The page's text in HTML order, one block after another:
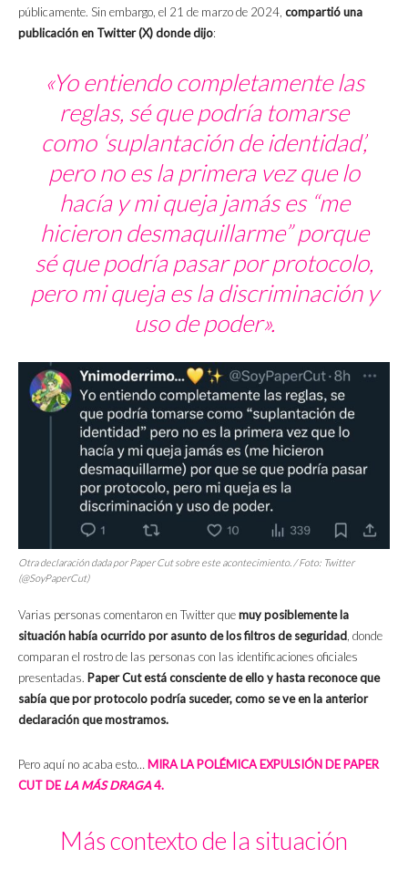
públicamente. Sin embargo, el 21 de marzo de 2024, compartió una
publicación en Twitter (X) donde dijo:
«Yo entiendo completamente las
reglas, sé que podría tomarse
como ‘suplantación de identidad’,
pero no es la primera vez que lo
hacía y mi queja jamás es “me
hicieron desmaquillarme” porque
sé que podría pasar por protocolo,
pero mi queja es la discriminación y
uso de poder».
Otra declaración dada por Paper Cut sobre este acontecimiento. / Foto: Twitter
(@SoyPaperCut)
Varias personas comentaron en Twitter quemuy posiblemente la
situación había ocurrido por asunto de los filtros de seguridad, donde
comparan el rostro de las personas con las identificaciones oficiales
presentadas. Paper Cut está consciente de ello y hasta reconoce que
sabía que por protocolo podría suceder, como se ve en la anterior
declaración que mostramos.
Pero aquí no acaba esto… MIRA LA POLÉMICA EXPULSIÓN DE PAPER
CUT DE LA MÁS DRAGA4.
Más contexto de la situación